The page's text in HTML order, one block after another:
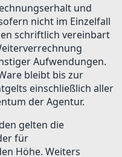
und
nicht im Einzelfall
schriftlich vereinbart
Aufwendungen.
bleibt bis zur
einschließlich aller
der Agentur.
gelten die
für
Höhe. Weiters